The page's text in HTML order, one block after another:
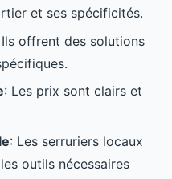
et ses spécificités.
Ils offrent des solutions
: Les prix sont clairs et
: Les serruriers locaux
outils nécessaires